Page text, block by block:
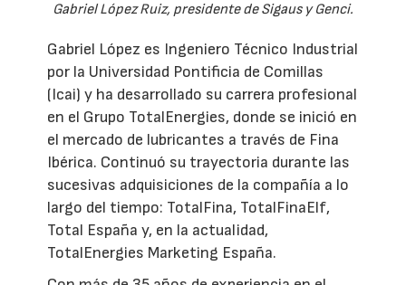
Gabriel López Ruiz, presidente de Sigaus y Genci.
Gabriel López es Ingeniero Técnico Industrial
por la Universidad Pontificia de Comillas
(Icai) y ha desarrollado su carrera profesional
en el Grupo TotalEnergies, donde se inició en
el mercado de lubricantes a través de Fina
Ibérica. Continuó su trayectoria durante las
sucesivas adquisiciones de la compañía a lo
largo del tiempo: TotalFina, TotalFinaElf,
Total España y, en la actualidad,
TotalEnergies Marketing España.